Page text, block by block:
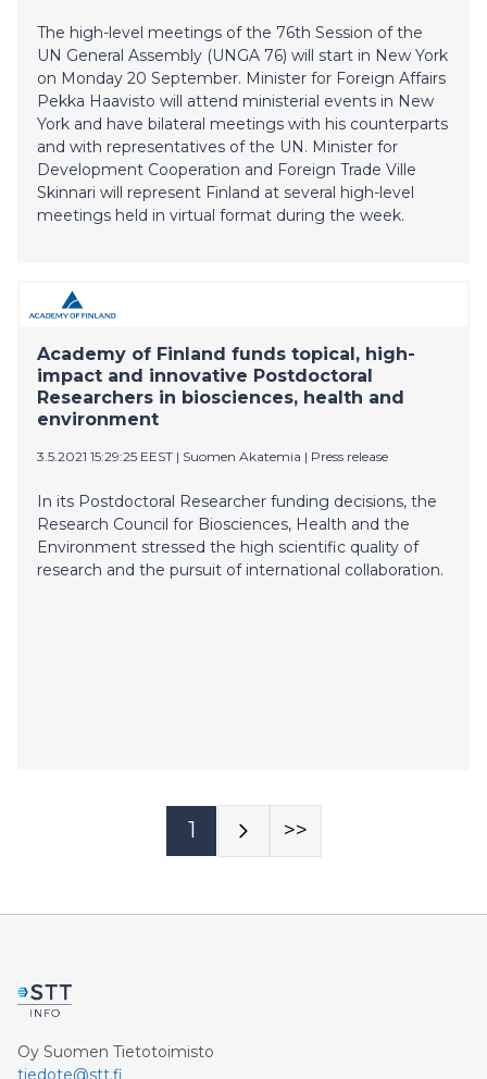
The high-level meetings of the 76th Session of the
UN General Assembly (UNGA 76) will start in New York
on Monday 20 September. Minister for Foreign Affairs
Pekka Haavisto will attend ministerial events in New
York and have bilateral meetings with his counterparts
and with representatives of the UN. Minister for
Development Cooperation and Foreign Trade Ville
Skinnari will represent Finland at several high-level
meetings held in virtual format during the week.
Academy of Finland funds topical, high-
impact and innovative Postdoctoral
Researchers in biosciences, health and
environment
3.5.2021 15:29:25 EEST | Suomen Akatemia | Press release
In its Postdoctoral Researcher funding decisions, the
Research Council for Biosciences, Health and the
Environment stressed the high scientific quality of
research and the pursuit of international collaboration.
1 >>
Oy Suomen Tietotoimisto
tiedote@stt.fi